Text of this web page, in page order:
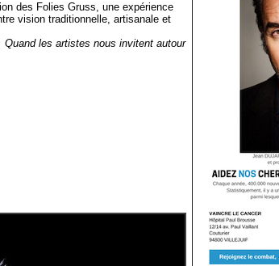
des Folies Gruss, une expérience
vision traditionnelle, artisanale et
les artistes nous invitent autour